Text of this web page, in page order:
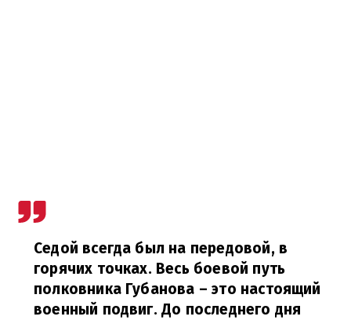
Седой всегда был на передовой, в
горячих точках. Весь боевой путь
полковника Губанова – это настоящий
военный подвиг. До последнего дня